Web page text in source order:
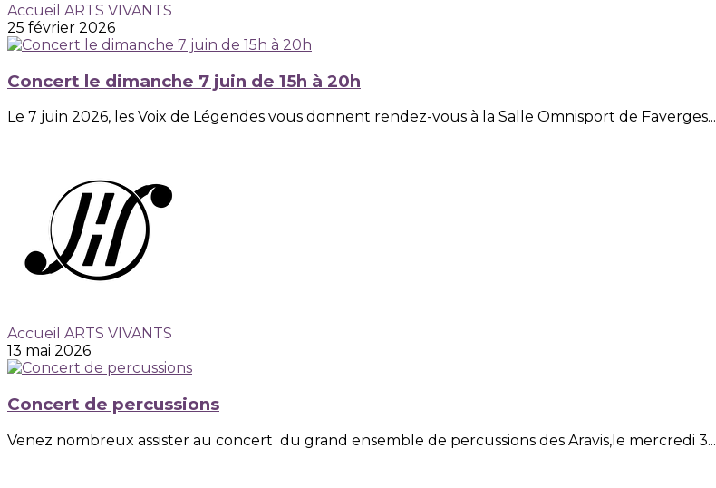
Accueil ARTS VIVANTS
25 février 2026
Concert le dimanche 7 juin de 15h à 20h
Le 7 juin 2026, les Voix de Légendes vous donnent rendez-vous à la Salle Omnisport de Faverges...
Accueil ARTS VIVANTS
13 mai 2026
Concert de percussions
Venez nombreux assister au concert du grand ensemble de percussions des Aravis,le mercredi 3...